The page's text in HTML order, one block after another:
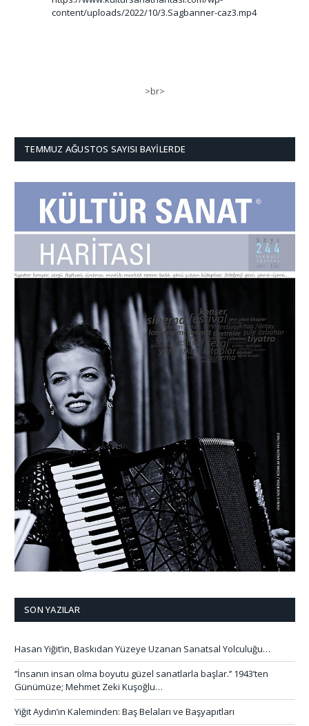
content/uploads/2022/10/3.Sagbanner-caz3.mp4
>br>
TEMMUZ AĞUSTOS SAYISI BAYILERDE
SON YAZILAR
Hasan Yiğit’in, Baskıdan Yüzeye Uzanan Sanatsal Yolculuğu…
‘’İnsanın insan olma boyutu güzel sanatlarla başlar.’’ 1943’ten
Günümüze; Mehmet Zeki Kuşoğlu…
Yiğit Aydın’ın Kaleminden: Baş Belaları ve Başyapıtları